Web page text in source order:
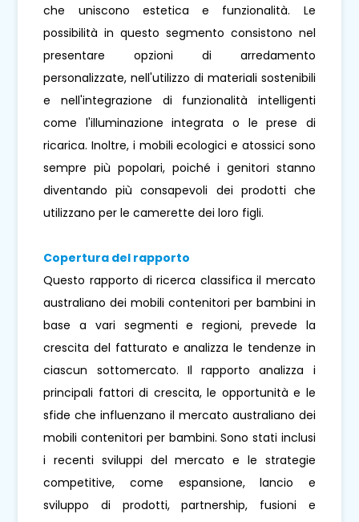
che uniscono estetica e funzionalità. Le
possibilità in questo segmento consistono nel
presentare opzioni di arredamento
personalizzate, nell'utilizzo di materiali sostenibili
e nell'integrazione di funzionalità intelligenti
come l'illuminazione integrata o le prese di
ricarica. Inoltre, i mobili ecologici e atossici sono
sempre più popolari, poiché i genitori stanno
diventando più consapevoli dei prodotti che
utilizzano per le camerette dei loro figli.
Copertura del rapporto
Questo rapporto di ricerca classifica il mercato
australiano dei mobili contenitori per bambini in
base a vari segmenti e regioni, prevede la
crescita del fatturato e analizza le tendenze in
ciascun sottomercato. Il rapporto analizza i
principali fattori di crescita, le opportunità e le
sfide che influenzano il mercato australiano dei
mobili contenitori per bambini. Sono stati inclusi
i recenti sviluppi del mercato e le strategie
competitive, come espansione, lancio e
sviluppo di prodotti, partnership, fusioni e